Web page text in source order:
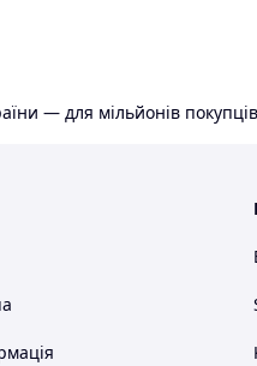
— для мільйонів